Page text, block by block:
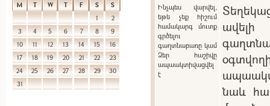
M T W T F S
S
1
2
3
4 5 6 7 8
9
10
11 12 13 14 15
16
17
18 19 20 21 22
23
24
25 26 27 28 29
30
31
Ինչպես վարվել,
եթե չեք հիշում
համակարգ մուտք
գրծելու
գաղտնաբառը կամ
Ձեր հաշիվը
ապաակտիվացվել
է
նաև